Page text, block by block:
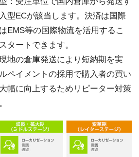
型ECが該当します。決済は国際
EMS等の国際物流を活用するこ
タートできます。
地の倉庫発送により短納期を実
ペイメントの採用で購入者の買い
幅に向上するためリピーター対策